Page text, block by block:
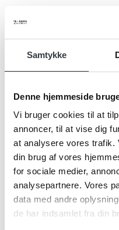
Samtykke
Denne hjemmeside
Vi bruger cookies til at
annoncer, til at vise dig
at analysere vores trafik.
din brug af vores
for sociale medier,
analysepartnere. Vores
data med andre
de har indsamlet fra din
Firma*
Telefonnr.*